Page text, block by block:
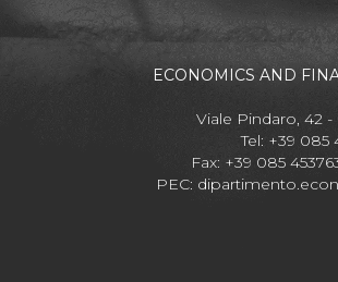
ECONOMICS AND
Viale Pindaro, 42 -
Tel: +39 085
Fax: +39 085
PEC: